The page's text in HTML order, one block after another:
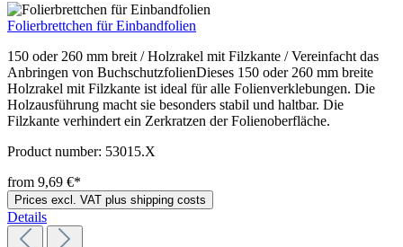
Folierbrettchen für Einbandfolien
150 oder 260 mm breit / Holzrakel mit Filzkante / Vereinfacht das
Anbringen von BuchschutzfolienDieses 150 oder 260 mm breite
Holzrakel mit Filzkante ist ideal für alle Folienverklebungen. Die
Holzausführung macht sie besonders stabil und haltbar. Die
Filzkante verhindert ein Zerkratzen der Folienoberfläche.
Product number: 53015.X
from 9,69 €*
Prices excl. VAT plus shipping costs
Details